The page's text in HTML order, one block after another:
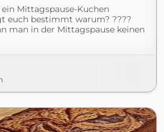
Mittagspause-Kuchen
euch bestimmt warum? ????
man in der Mittagspause keinen